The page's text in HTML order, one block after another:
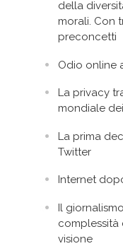
della
morali. Con
preconcetti
Odio online
La privacy
mondiale
La prima
Twitter
Internet
Il
complessità
visione